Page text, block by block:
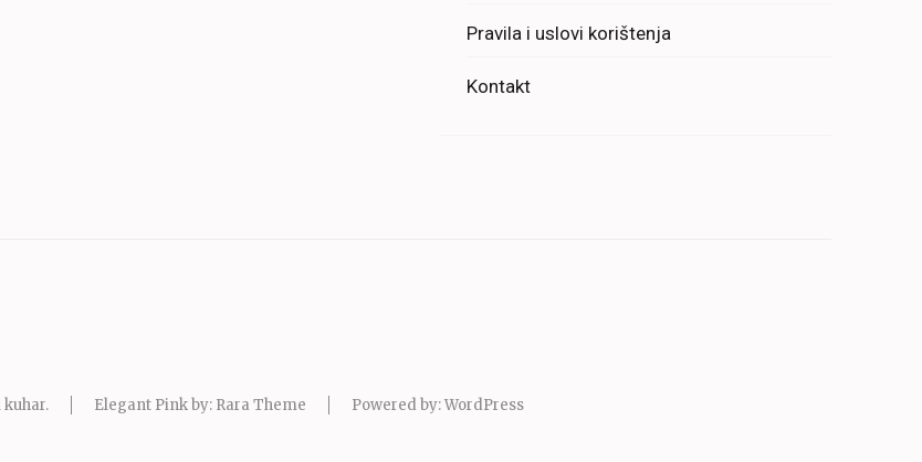
Pravila i uslovi korištenja
Kontakt
kuhar. Elegant Pink by: Rara Theme Powered by:WordPress